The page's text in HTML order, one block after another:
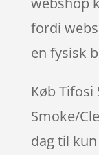
fordi
en fysisk
Køb Tifosi
Smoke/
dag til